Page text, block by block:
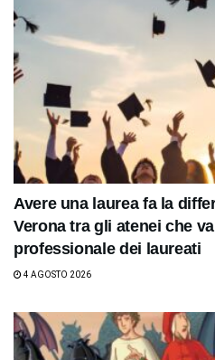
Avere una laurea fa la
Verona tra gli atenei che
professionale dei laureati
4 AGOSTO 2026